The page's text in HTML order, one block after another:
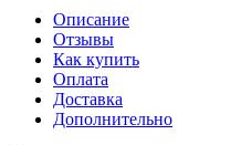
Описание
Отзывы
Как купить
Оплата
Доставка
Дополнительно